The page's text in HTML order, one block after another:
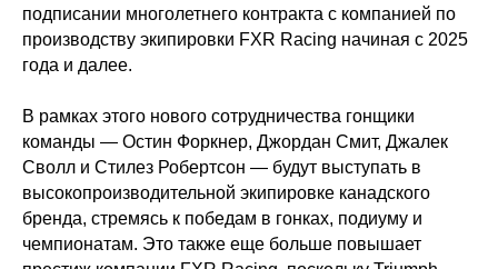
подписании многолетнего контракта с компанией по
производству экипировки FXR Racing начиная с 2025
года и далее.
В рамках этого нового сотрудничества гонщики
команды — Остин Форкнер, Джордан Смит, Джалек
Сволл и Стилез Робертсон — будут выступать в
высокопроизводительной экипировке канадского
бренда, стремясь к победам в гонках, подиуму и
чемпионатам. Это также еще больше повышает